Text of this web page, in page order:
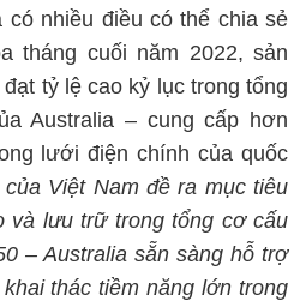
có nhiều điều có thể chia sẻ
tháng cuối năm 2022, sản
tỷ lệ cao kỷ lục trong tổng
Australia – cung cấp hơn
lưới điện chính của quốc
Việt Nam đề ra mục tiêu
và lưu trữ trong tổng cơ cấu
– Australia sẵn sàng hỗ trợ
thác tiềm năng lớn trong